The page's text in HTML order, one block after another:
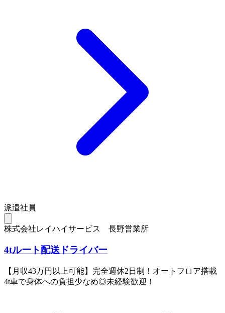
派遣社員
株式会社レイハイサービス 長野営業所
4tルート配送ドライバー
【月収43万円以上可能】完全週休2日制！オートフロア搭載
4t車で身体への負担少なめ◎未経験歓迎！